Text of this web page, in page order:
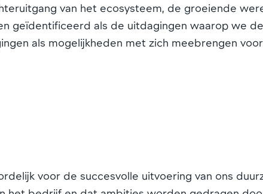
van het ecosysteem, de groeiende
geïdentificeerd als de uitdagingen waarop we
als mogelijkheden met zich meebrengen
voor de succesvolle uitvoering van ons